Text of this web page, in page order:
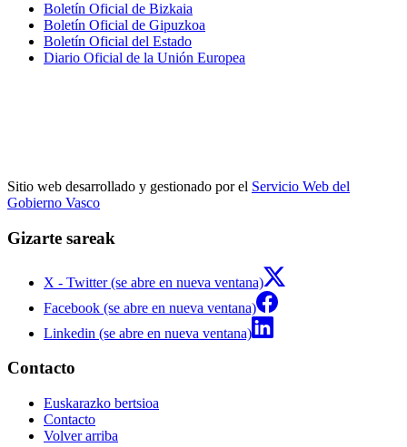
Boletín Oficial de Bizkaia
Boletín Oficial de Gipuzkoa
Boletín Oficial del Estado
Diario Oficial de la Unión Europea
Sitio web desarrollado y gestionado por el Servicio Web del
Gobierno Vasco
Gizarte sareak
X - Twitter (se abre en nueva ventana)
Facebook (se abre en nueva ventana)
Linkedin (se abre en nueva ventana)
Contacto
Euskarazko bertsioa
Contacto
Volver arriba